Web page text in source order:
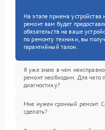
На этапе приема
ремонт вам будет
обязательств на ваше
по ремонту техники, вы
гарантийный талон.
Я уже знаю в чем
ремонт необходим. Для чего
диагностику?
Мне нужен срочный ремонт.
сделать?